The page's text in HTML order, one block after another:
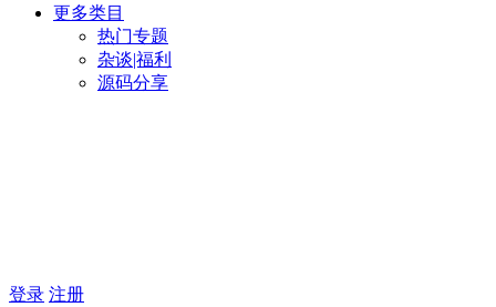
更多类目
热门专题
杂谈|福利
源码分享
登录 注册